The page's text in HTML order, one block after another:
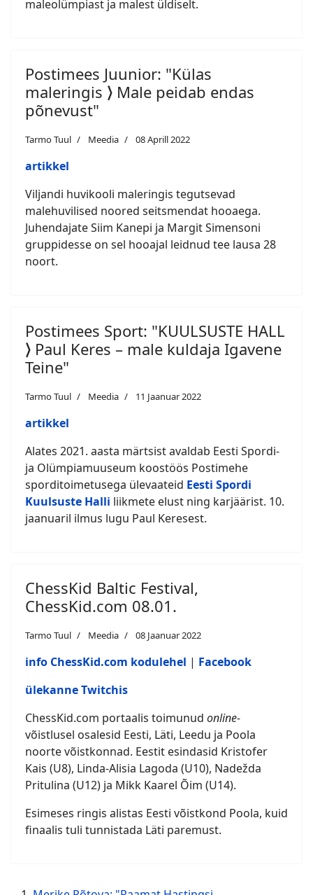
maleolümpiast ja malest üldiselt.
Postimees Juunior: "Külas
maleringis ⟩ Male peidab endas
põnevust"
Tarmo Tuul Meedia 08 Aprill 2022
artikkel
Viljandi huvikooli maleringis tegutsevad
malehuvilised noored seitsmendat hooaega.
Juhendajate Siim Kanepi ja Margit Simensoni
gruppidesse on sel hooajal leidnud tee lausa 28
noort.
Postimees Sport: "KUULSUSTE HALL
⟩ Paul Keres – male kuldaja Igavene
Teine"
Tarmo Tuul Meedia 11 Jaanuar 2022
artikkel
Alates 2021. aasta märtsist avaldab Eesti Spordi-
ja Olümpiamuuseum koostöös Postimehe
sporditoimetusega ülevaateid Eesti Spordi
Kuulsuste Halli liikmete elust ning karjäärist. 10.
jaanuaril ilmus lugu Paul Keresest.
ChessKid Baltic Festival,
ChessKid.com 08.01.
Tarmo Tuul Meedia 08 Jaanuar 2022
info ChessKid.com kodulehel | Facebook
ülekanne Twitchis
ChessKid.com portaalis toimunud online-
võistlusel osalesid Eesti, Läti, Leedu ja Poola
noorte võistkonnad. Eestit esindasid Kristofer
Kais (U8), Linda-Alisia Lagoda (U10), Nadežda
Pritulina (U12) ja Mikk Kaarel Õim (U14).
Esimeses ringis alistas Eesti võistkond Poola, kuid
finaalis tuli tunnistada Läti paremust.